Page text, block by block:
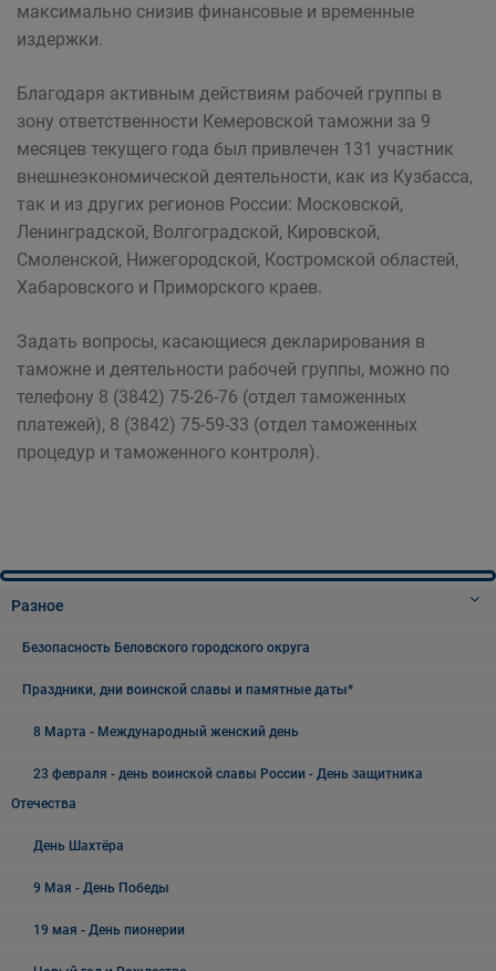
максимально снизив финансовые и временные
издержки.
Благодаря активным действиям рабочей группы в
зону ответственности Кемеровской таможни за 9
месяцев текущего года был привлечен 131 участник
внешнеэкономической деятельности, как из Кузбасса,
так и из других регионов России: Московской,
Ленинградской, Волгоградской, Кировской,
Смоленской, Нижегородской, Костромской областей,
Хабаровского и Приморского краев.
Задать вопросы, касающиеся декларирования в
таможне и деятельности рабочей группы, можно по
телефону 8 (3842) 75-26-76 (отдел таможенных
платежей), 8 (3842) 75-59-33 (отдел таможенных
процедур и таможенного контроля).
Разное
Безопасность Беловского городского округа
Праздники, дни воинской славы и памятные даты*
8 Марта - Международный женский день
23 февраля - день воинской славы России - День защитника
Отечества
День Шахтёра
9 Мая - День Победы
19 мая - День пионерии